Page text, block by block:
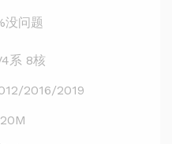
没问题
系 8核
2016/2019